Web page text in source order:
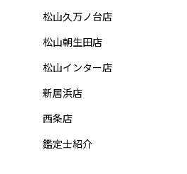
松山久万ノ台店
松山朝生田店
松山インター店
新居浜店
西条店
鑑定士紹介